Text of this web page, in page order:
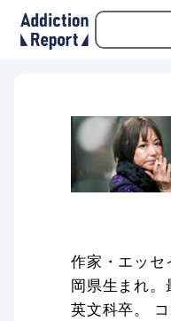
作家・エッ
岡県生まれ。
英文科卒。